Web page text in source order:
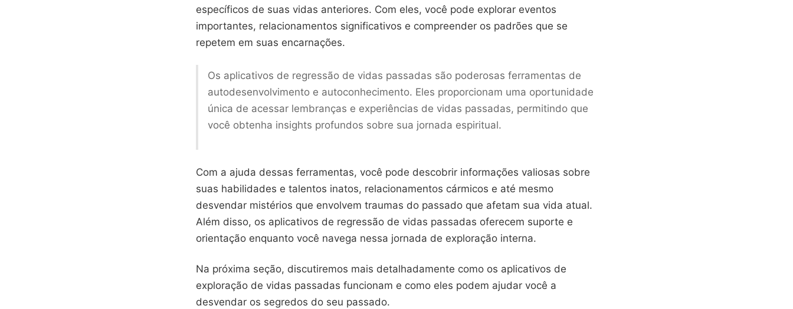
específicos de suas vidas anteriores. Com eles, você pode explorar eventos
importantes, relacionamentos significativos e compreender os padrões que se
repetem em suas encarnações.
Os aplicativos de regressão de vidas passadas são poderosas ferramentas de
autodesenvolvimento e autoconhecimento. Eles proporcionam uma oportunidade
única de acessar lembranças e experiências de vidas passadas, permitindo que
você obtenha insights profundos sobre sua jornada espiritual.
Com a ajuda dessas ferramentas, você pode descobrir informações valiosas sobre
suas habilidades e talentos inatos, relacionamentos cármicos e até mesmo
desvendar mistérios que envolvem traumas do passado que afetam sua vida atual.
Além disso, os aplicativos de regressão de vidas passadas oferecem suporte e
orientação enquanto você navega nessa jornada de exploração interna.
Na próxima seção, discutiremos mais detalhadamente como os aplicativos de
exploração de vidas passadas funcionam e como eles podem ajudar você a
desvendar os segredos do seu passado.